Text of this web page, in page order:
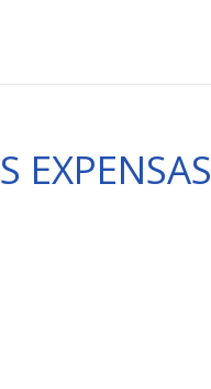
EXPENSAS